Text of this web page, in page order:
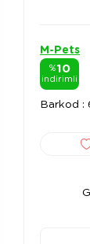
M-Pets
%10
indirimli
Barkod :